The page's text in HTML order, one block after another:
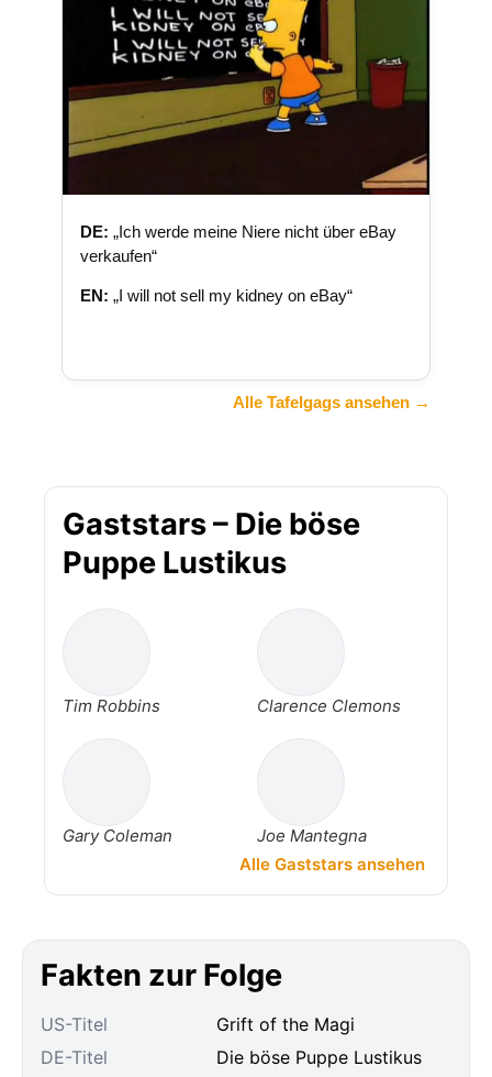
DE: „Ich werde meine Niere nicht über eBay
verkaufen“
EN: „I will not sell my kidney on eBay“
Alle Tafelgags ansehen →
Gaststars – Die böse
Puppe Lustikus
Tim Robbins Clarence Clemons
Gary Coleman
Joe Mantegna
Alle Gaststars ansehen
Fakten zur Folge
US-Titel
Grift of the Magi
DE-Titel
Die böse Puppe Lustikus